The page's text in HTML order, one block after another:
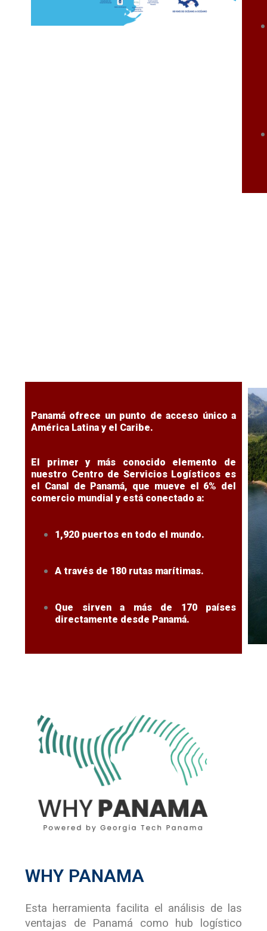
Panamá ofrece un punto de acceso único a
América Latina y el Caribe.
El primer y más conocido elemento de
nuestro Centro de Servicios Logísticos es
el Canal de Panamá, que mueve el 6% del
comercio mundial y está conectado a:
1,920 puertos en todo el mundo.
A través de 180 rutas marítimas.
Que sirven a más de 170 países
directamente desde Panamá.
WHY PANAMA
Esta herramienta facilita el análisis de las
ventajas de Panamá como hub logístico